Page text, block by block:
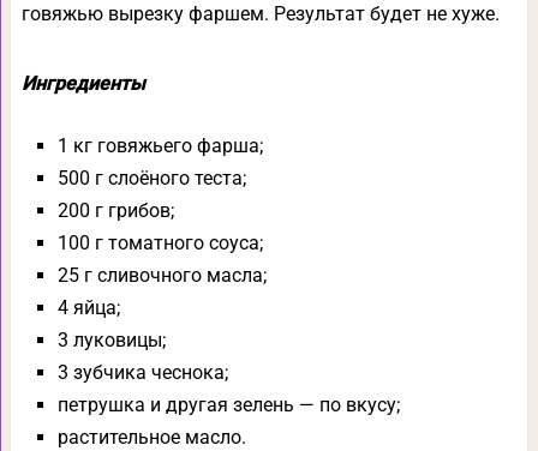
говяжью вырезку фаршем. Результат будет не хуже.
Ингредиенты
1 кг говяжьего фарша;
500 г слоёного теста;
200 г грибов;
100 г томатного соуса;
25 г сливочного масла;
4 яйца;
3 луковицы;
3 зубчика чеснока;
петрушка и другая зелень — по вкусу;
растительное масло.